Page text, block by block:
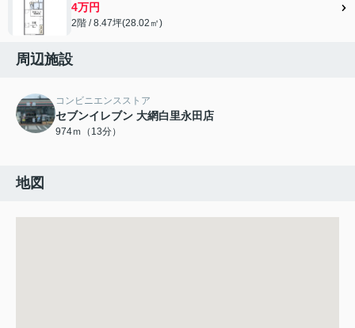
4万円
2階 / 8.47坪(28.02㎡)
周辺施設
コンビニエンスストア
セブンイレブン 大網白里永田店
974ｍ（13分）
地図